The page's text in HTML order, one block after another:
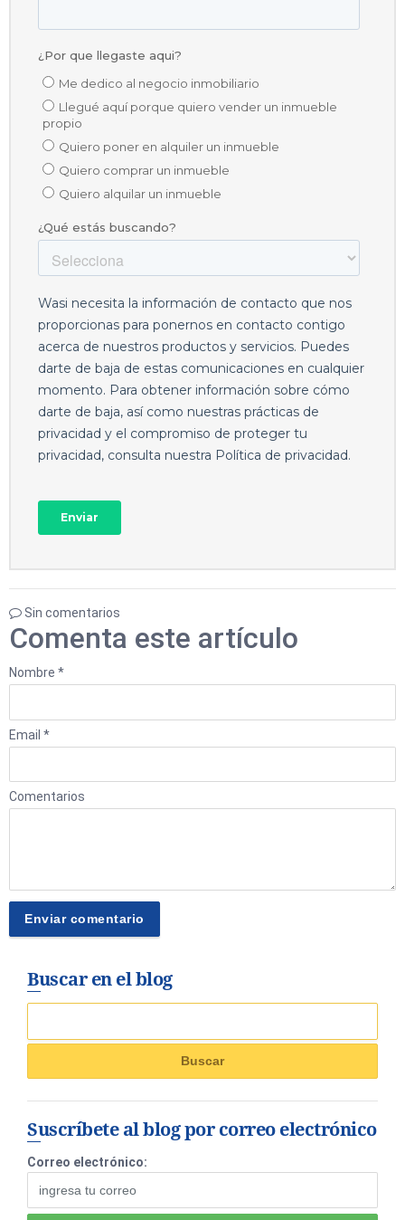
Sin comentarios
Comenta este artículo
Nombre *
Email *
Comentarios
Buscar en el blog
Suscríbete al blog por correo electrónico
Correo electrónico: